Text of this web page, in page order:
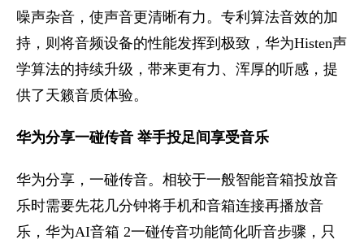
噪声杂音，使声音更清晰有力。专利算法音效的加
持，则将音频设备的性能发挥到极致，华为Histen声
学算法的持续升级，带来更有力、浑厚的听感，提
供了天籁音质体验。
华为分享一碰传音 举手投足间享受音乐
华为分享，一碰传音。相较于一般智能音箱投放音
乐时需要先花几分钟将手机和音箱连接再播放音
乐，华为AI音箱 2一碰传音功能简化听音步骤，只